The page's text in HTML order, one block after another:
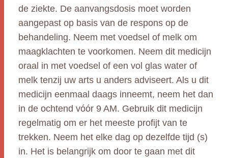
de ziekte. De aanvangsdosis moet worden
aangepast op basis van de respons op de
behandeling. Neem met voedsel of melk om
maagklachten te voorkomen. Neem dit medicijn
oraal in met voedsel of een vol glas water of
melk tenzij uw arts u anders adviseert. Als u dit
medicijn eenmaal daags inneemt, neem het dan
in de ochtend vóór 9 AM. Gebruik dit medicijn
regelmatig om er het meeste profijt van te
trekken. Neem het elke dag op dezelfde tijd (s)
in. Het is belangrijk om door te gaan met dit